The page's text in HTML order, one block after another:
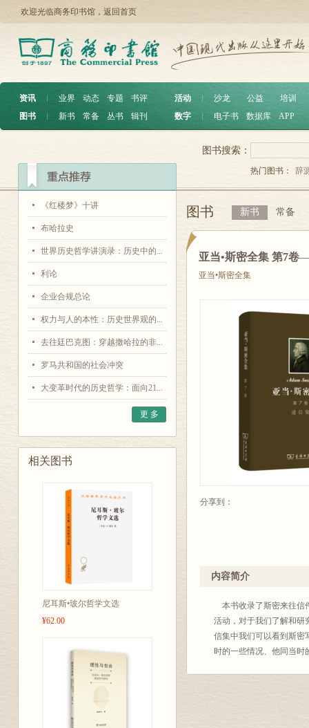
欢迎光临商务印书馆， 返回首页
资讯 ︱ 业界 动态 专题
书评
图书
︱ 新书 常备 丛书 辑刊
活动 沙龙 公益
培训
数字
电子书 数据库 APP
《红楼梦》十讲
布哈拉史
世界历史哲学讲演录：历史中的...
利论
企业合规总论
权力与人的本性：历史世界观的...
去往廷巴克图：穿越撒哈拉的非...
罗马共和国的社会冲突
大变革时代的历史哲学：面向21...
更 多
相关图书
尼耳斯•玻尔哲学文选
¥62.00
图书搜索：
热门图书： 辞
图书 新书 常备
亚当•斯密全集 第7卷
亚当•斯密全集
分享到：
内容简介
本书收录了斯密来往信
活动，对于我们了解和研
信集中我们可以看到斯密
时的一些情况、他同当时